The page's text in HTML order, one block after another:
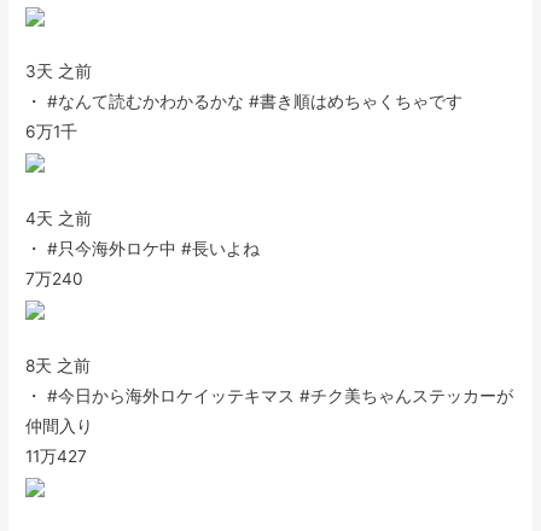
3天 之前
・ #なんて読むかわかるかな #書き順はめちゃくちゃです
6万1千
4天 之前
・ #只今海外ロケ中 #長いよね
7万240
8天 之前
・ #今日から海外ロケイッテキマス #チク美ちゃんステッカーが
仲間入り
11万427